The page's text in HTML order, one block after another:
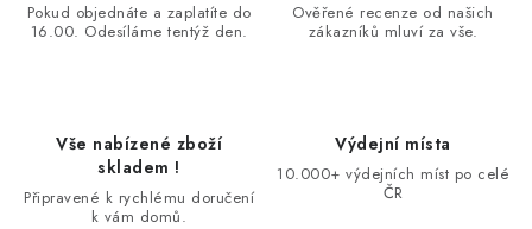
Pokud objednáte a zaplatíte do
16.00. Odesíláme tentýž den.
Ověřené recenze od našich
zákazníků mluví za vše.
Vše nabízené zboží
skladem !
Připravené k rychlému doručení
k vám domů.
Výdejní místa
10.000+ výdejních míst po celé
ČR